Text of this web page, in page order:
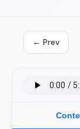
← Prev